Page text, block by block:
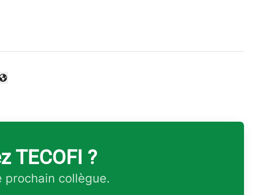
langue
TECOFI ?
prochain collègue.